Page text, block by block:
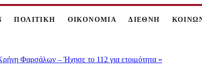
ΠΟΛΙΤΙΚΗ ΟΙΚΟΝΟΜΙΑ ΔΙΕΘΝΗ
Φαρσάλων – Ήχησε το 112 για ετοιμότητα »